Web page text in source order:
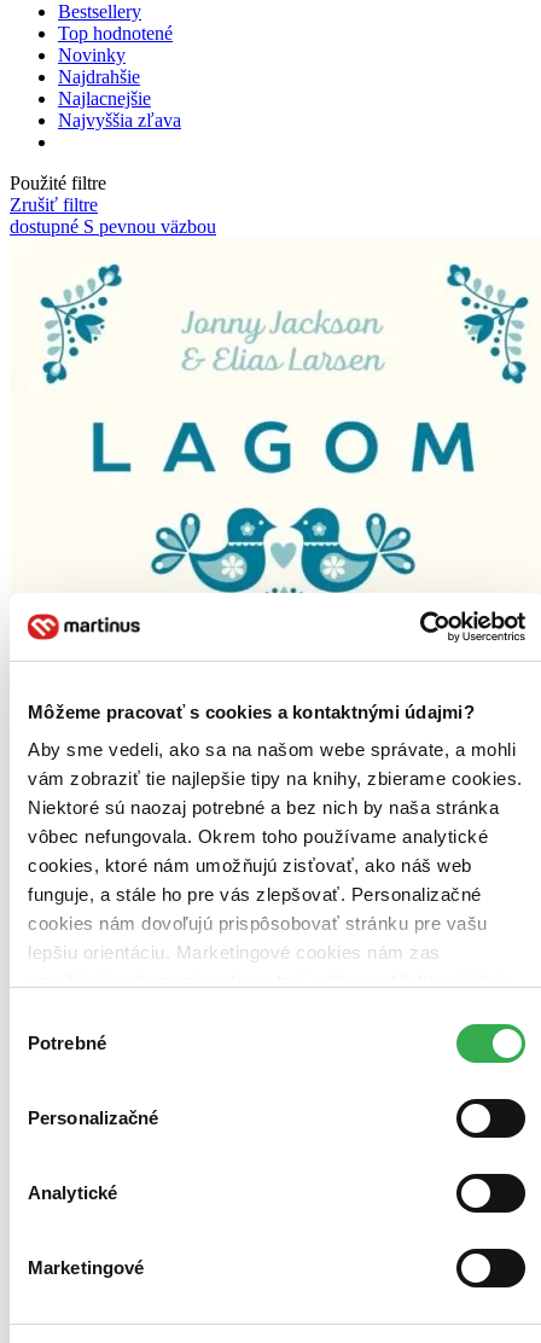
Môžeme pracovať s cookies a kontaktnými údajmi?
Aby sme vedeli, ako sa na našom webe správate, a mohli
vám zobraziť tie najlepšie tipy na knihy, zbierame cookies.
Niektoré sú naozaj potrebné a bez nich by naša stránka
vôbec nefungovala. Okrem toho používame analytické
cookies, ktoré nám umožňujú zisťovať, ako náš web
funguje, a stále ho pre vás zlepšovať. Personalizačné
cookies nám dovoľujú prispôsobovať stránku pre vašu
lepšiu orientáciu. Marketingové cookies nám zas
keby sme mohli používať všetky tieto cookies. Ďakujeme!
súhlasu
Potrebné
Personalizačné
Analytické
Marketingové
Bestsellery
Top hodnotené
Novinky
Najdrahšie
Najlacnejšie
Najvyššia zľava
Použité filtre
Zrušiť filtre
dostupné S pevnou väzbou
Lagom: Švédske umenie rovnováhy
Elias Larsen
Jonny Jackson
Lagom (vyslovuje sa lah-gom) znamená po švédsky ani veľa, ani
plnej šťastia vo všetkých aspektoch života, napríklad striedmo jesť a
piť, šetriť, nie prehnane míňa?...
mierne opotrebovaná
a je mierne
čítal, môže jej chýbať prebal, nie je však poškodená tak, aby
to akokoľvek znižovalo zážitok z jej obsahu. Knihu sme
6,30 €
iba posledné kusy a ďalšie už nemá ani distribútor, preto je